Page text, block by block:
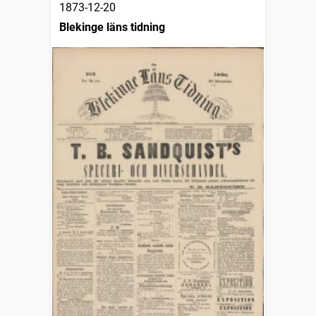
1873-12-20
Blekinge läns tidning